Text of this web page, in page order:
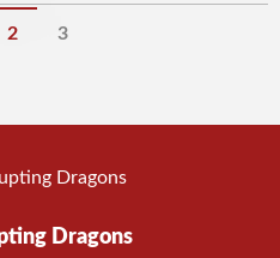
2 3
Dragons